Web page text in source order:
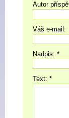
Autor
Váš e-mail:
Nadpis: *
Text: *